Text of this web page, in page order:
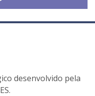
desenvolvido pela